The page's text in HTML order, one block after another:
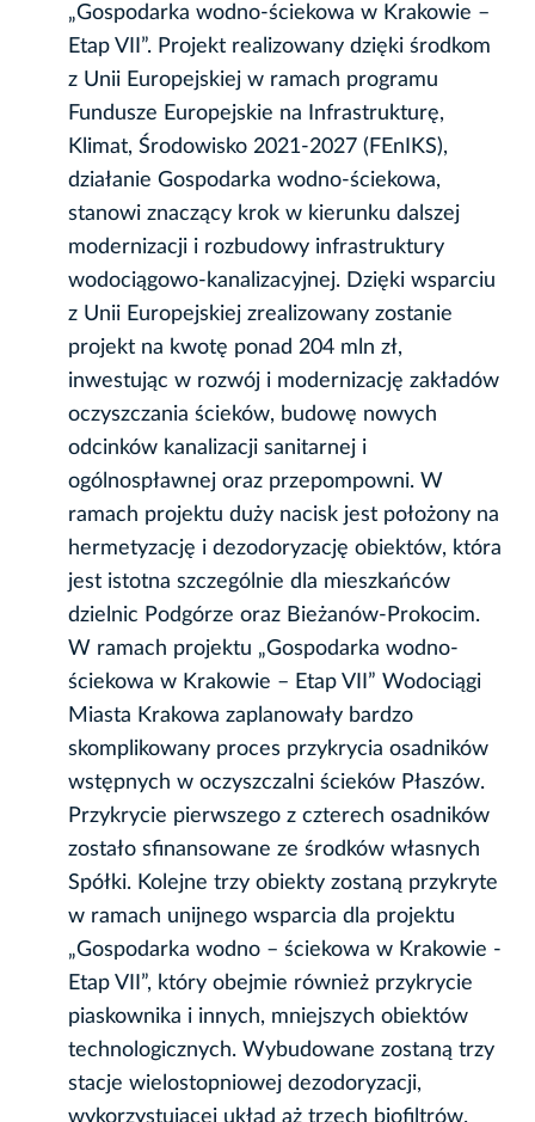
„Gospodarka wodno-ściekowa w Krakowie –
Etap VII”. Projekt realizowany dzięki środkom
z Unii Europejskiej w ramach programu
Fundusze Europejskie na Infrastrukturę,
Klimat, Środowisko 2021-2027 (FEnIKS),
działanie Gospodarka wodno‐ściekowa,
stanowi znaczący krok w kierunku dalszej
modernizacji i rozbudowy infrastruktury
wodociągowo-kanalizacyjnej. Dzięki wsparciu
z Unii Europejskiej zrealizowany zostanie
projekt na kwotę ponad 204 mln zł,
inwestując w rozwój i modernizację zakładów
oczyszczania ścieków, budowę nowych
odcinków kanalizacji sanitarnej i
ogólnospławnej oraz przepompowni. W
ramach projektu duży nacisk jest położony na
hermetyzację i dezodoryzację obiektów, która
jest istotna szczególnie dla mieszkańców
dzielnic Podgórze oraz Bieżanów-Prokocim.
W ramach projektu „Gospodarka wodno-
ściekowa w Krakowie – Etap VII” Wodociągi
Miasta Krakowa zaplanowały bardzo
skomplikowany proces przykrycia osadników
wstępnych w oczyszczalni ścieków Płaszów.
Przykrycie pierwszego z czterech osadników
zostało sfinansowane ze środków własnych
Spółki. Kolejne trzy obiekty zostaną przykryte
w ramach unijnego wsparcia dla projektu
„Gospodarka wodno – ściekowa w Krakowie -
Etap VII”, który obejmie również przykrycie
piaskownika i innych, mniejszych obiektów
technologicznych. Wybudowane zostaną trzy
stacje wielostopniowej dezodoryzacji,
wykorzystującej układ aż trzech biofiltrów.